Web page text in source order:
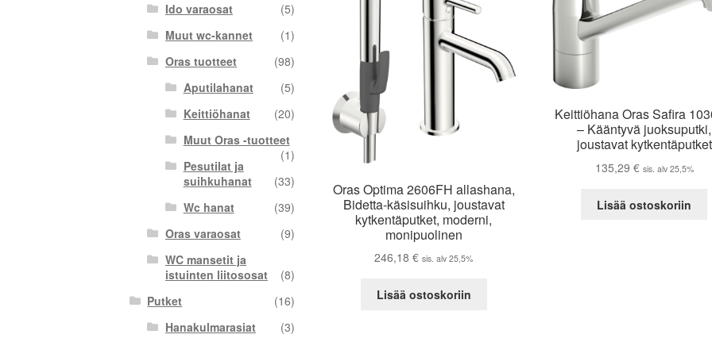
Oras Optima 2606FH allashana,
Bidetta-käsisuihku, joustavat
kytkentäputket, moderni,
monipuolinen
246,18€ sis. alv 25,5%
Lisää ostoskoriin
Keittiöhana Oras Safira
– Kääntyvä juoksuputki,
joustavat kytkentäputket
135,29 € sis. alv 25,5%
Lisää ostoskoriin
Ido varaosat
(5)
Muut wc-kannet
(1)
Oras tuotteet
(98)
Aputilahanat
(5)
Keittiöhanat
(20)
Muut Oras -tuotteet
(1)
Pesutilat ja
suihkuhanat
(33)
Wc hanat
(39)
Oras varaosat
(9)
WC mansetit ja
istuinten liitososat
(8)
Putket
(16)
Hanakulmarasiat
(3)